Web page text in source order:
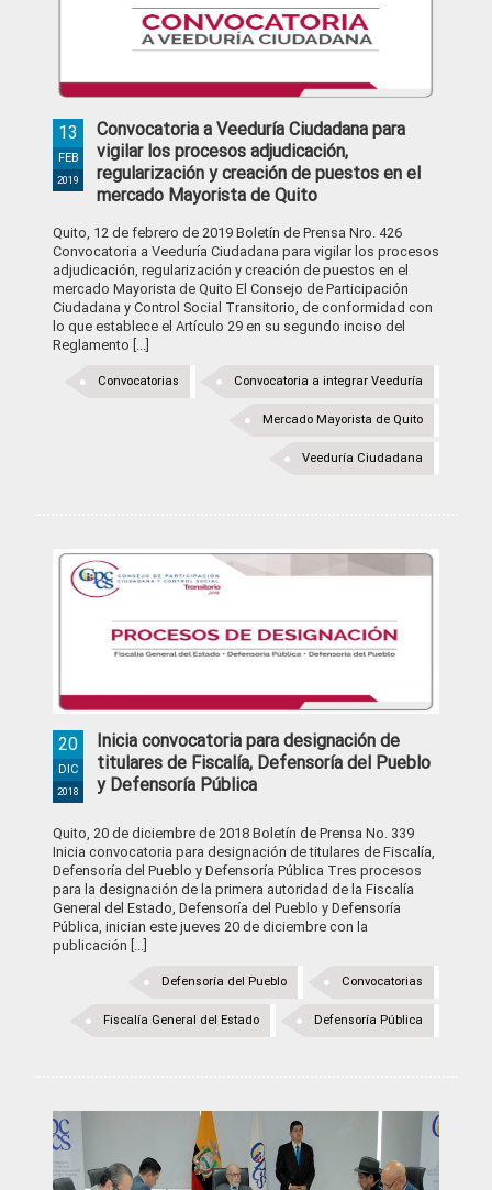
Convocatoria a Veeduría Ciudadana para
vigilar los procesos adjudicación,
regularización y creación de puestos en el
mercado Mayorista de Quito
13
FEB
2019
Quito, 12 de febrero de 2019 Boletín de Prensa Nro. 426
Convocatoria a Veeduría Ciudadana para vigilar los procesos
adjudicación, regularización y creación de puestos en el
mercado Mayorista de Quito El Consejo de Participación
Ciudadana y Control Social Transitorio, de conformidad con
lo que establece el Artículo 29 en su segundo inciso del
Reglamento [...]
Convocatoria a integrar Veeduría
Convocatorias
Mercado Mayorista de Quito
Veeduría Ciudadana
Inicia convocatoria para designación de
titulares de Fiscalía, Defensoría del Pueblo
y Defensoría Pública
20
DIC
2018
Quito, 20 de diciembre de 2018 Boletín de Prensa No. 339
Inicia convocatoria para designación de titulares de Fiscalía,
Defensoría del Pueblo y Defensoría Pública Tres procesos
para la designación de la primera autoridad de la Fiscalía
General del Estado, Defensoría del Pueblo y Defensoría
Pública, inician este jueves 20 de diciembre con la
publicación [...]
Convocatorias
Defensoría del Pueblo
Defensoría Pública
Fiscalía General del Estado